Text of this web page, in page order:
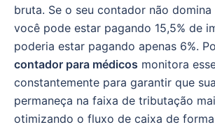
bruta. Se o seu contador não domina
você pode estar pagando 15,5% de
poderia estar pagando apenas 6%.
contador para médicos monitora
constantemente para garantir que
permaneça na faixa de tributação
otimizando o fluxo de caixa de